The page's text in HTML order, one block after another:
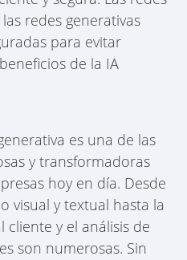
redes generativas
para evitar
de la IA
es una de las
y transformadoras
hoy en día. Desde
visual y textual hasta la
y el análisis de
son numerosas. Sin